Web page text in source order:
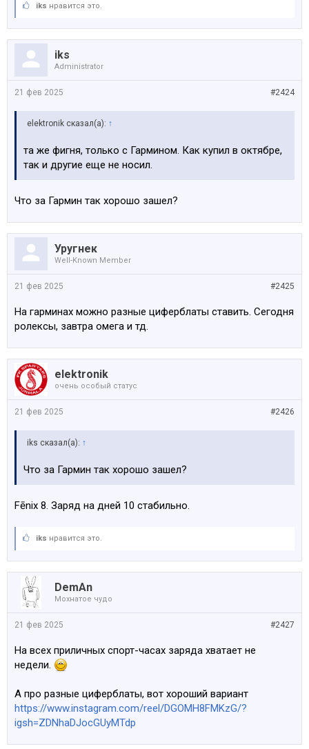
iks нравится это.
iks
Administrator
#2424
21 фев 2025
elektronik сказал(а): ↑
та же фигня, только с Гармином. Как купил в октябре,
так и другие еще не носил.
Что за Гармин так хорошо зашел?
Уругнек
Well-Known Member
#2425
21 фев 2025
На гарминах можно разные циферблаты ставить. Сегодня
ролексы, завтра омега и тд.
elektronik
очень особый статус
#2426
21 фев 2025
iks сказал(а): ↑
Что за Гармин так хорошо зашел?
Fēnix 8. Заряд на дней 10 стабильно.
iks нравится это.
DemAn
Мохнатое чудо
#2427
21 фев 2025
На всех приличных спорт-часах заряда хватает не
недели.
А про разные циферблаты, вот хороший вариант
https://www.instagram.com/reel/DGOMH8FMKzG/?
igsh=ZDNhaDJocGUyMTdp